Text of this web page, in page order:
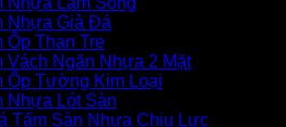
Nhựa Giả Đá
Ốp Than Tre
Vách Ngăn Nhựa 2 Mặt
Ốp Tường Kim Loại
Nhựa Lót Sàn
Tấm Sàn Nhựa Chịu Lực